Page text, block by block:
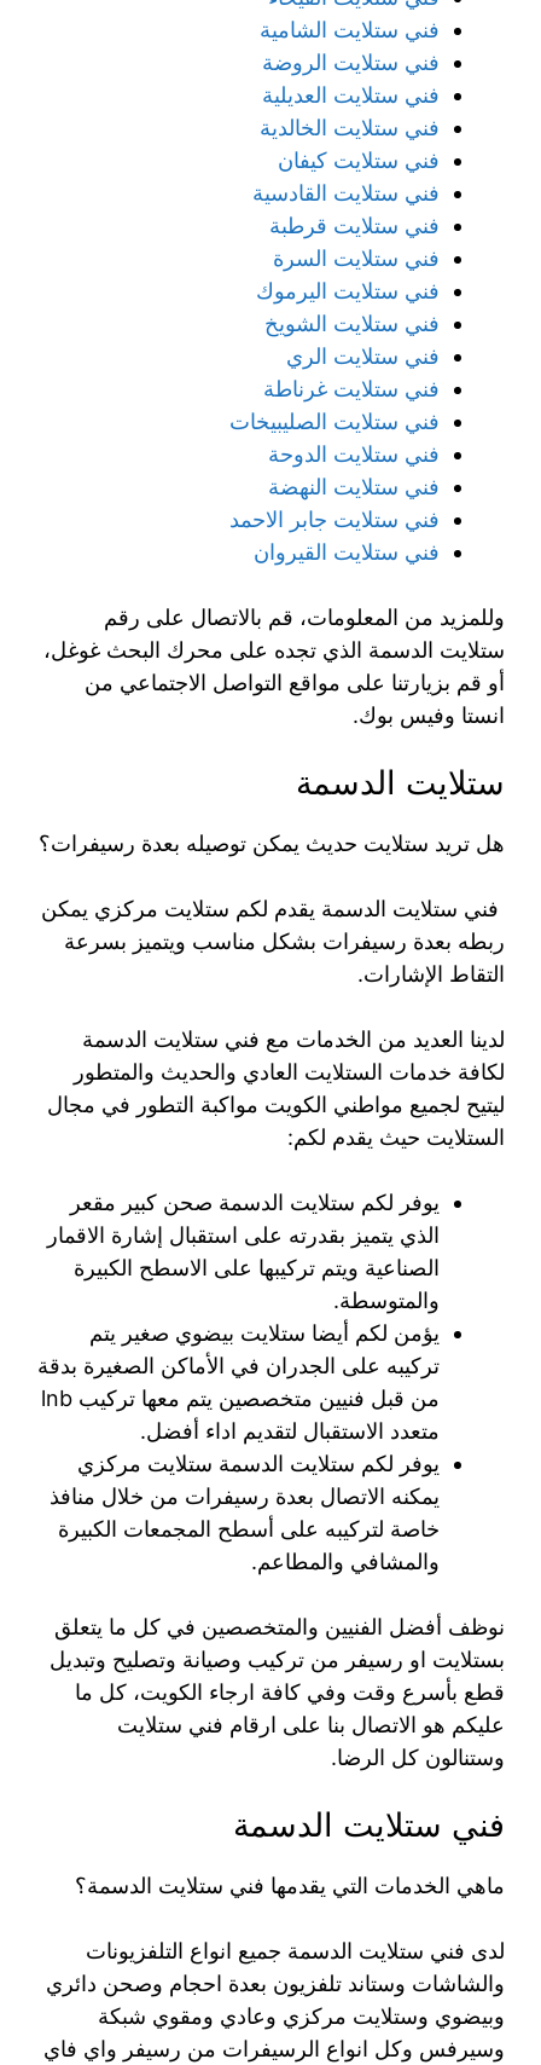
فني ستلايت الشامية
فني ستلايت الروضة
فني ستلايت العديلية
فني ستلايت الخالدية
فني ستلايت كيفان
فني ستلايت القادسية
فني ستلايت قرطبة
فني ستلايت السرة
فني ستلايت اليرموك
فني ستلايت الشويخ
فني ستلايت الري
فني ستلايت غرناطة
فني ستلايت الصليبيخات
فني ستلايت الدوحة
فني ستلايت النهضة
فني ستلايت جابر الاحمد
فني ستلايت القيروان
وللمزيد من المعلومات، قم بالاتصال على رقم
ستلايت الدسمة الذي تجده على محرك البحث غوغل،
أو قم بزيارتنا على مواقع التواصل الاجتماعي من
انستا وفيس بوك.
ستلايت الدسمة
هل تريد ستلايت حديث يمكن توصيله بعدة رسيفرات؟
فني ستلايت الدسمة يقدم لكم ستلايت مركزي يمكن
ربطه بعدة رسيفرات بشكل مناسب ويتميز بسرعة
التقاط الإشارات.
لدينا العديد من الخدمات مع فني ستلايت الدسمة
لكافة خدمات الستلايت العادي والحديث والمتطور
ليتيح لجميع مواطني الكويت مواكبة التطور في مجال
الستلايت حيث يقدم لكم:
يوفر لكم ستلايت الدسمة صحن كبير مقعر
الذي يتميز بقدرته على استقبال إشارة الاقمار
الصناعية ويتم تركيبها على الاسطح الكبيرة
والمتوسطة.
يؤمن لكم أيضا ستلايت بيضوي صغير يتم
تركيبه على الجدران في الأماكن الصغيرة بدقة
من قبل فنيين متخصصين يتم معها تركيب lnb
متعدد الاستقبال لتقديم اداء أفضل.
يوفر لكم ستلايت الدسمة ستلايت مركزي
يمكنه الاتصال بعدة رسيفرات من خلال منافذ
خاصة لتركيبه على أسطح المجمعات الكبيرة
والمشافي والمطاعم.
نوظف أفضل الفنيين والمتخصصين في كل ما يتعلق
بستلايت او رسيفر من تركيب وصيانة وتصليح وتبديل
قطع بأسرع وقت وفي كافة ارجاء الكويت، كل ما
عليكم هو الاتصال بنا على ارقام فني ستلايت
وستنالون كل الرضا.
فني ستلايت الدسمة
ماهي الخدمات التي يقدمها فني ستلايت الدسمة؟
لدى فني ستلايت الدسمة جميع انواع التلفزيونات
والشاشات وستاند تلفزيون بعدة احجام وصحن دائري
وبيضوي وستلايت مركزي وعادي ومقوي شبكة
وسيرفس وكل انواع الرسيفرات من رسيفر واي فاي